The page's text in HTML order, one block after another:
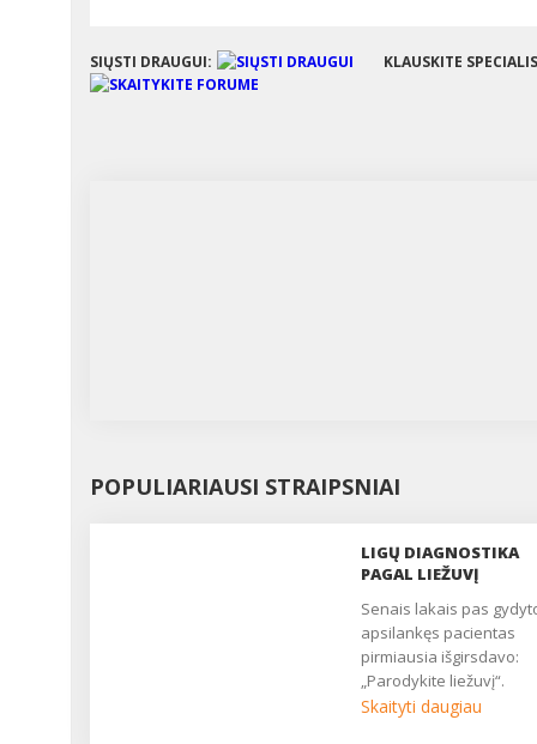
SIŲSTI DRAUGUI: KLAUSKITE
POPULIARIAUSI STRAIPSNIAI
LIGŲ DIAGNOSTIKA
PAGAL LIEŽUVĮ
Senais lakais pas gydytoją
apsilankęs pacientas
pirmiausia išgirsdavo:
„Parodykite liežuvį“.
Gydytojas iš visų pusių
Skaityti daugiau